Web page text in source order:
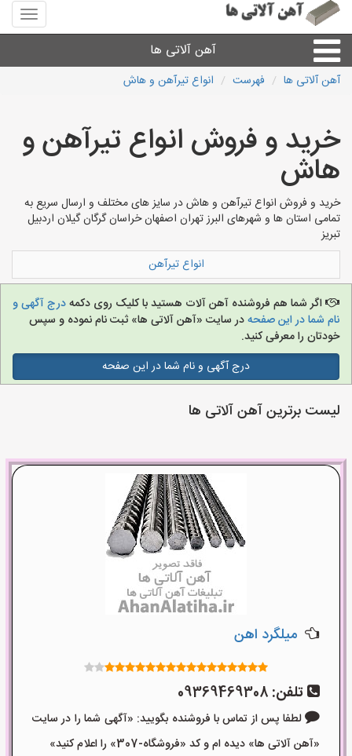
منوی
سایت
آلاتی
آهن آلاتی ها
ورق
لوله و اتصالات
آهن آلاتی های شهرها
آهن آلاتی ها فهرست انواع تیرآهن و هاش
خرید و فروش انواع تیرآهن و
هاش
خرید و فروش انواع تیرآهن و هاش در سایز های مختلف و ارسال سریع به
تمامی استان ها و شهرهای البرز تهران اصفهان خراسان گرگان گیلان اردبیل
تبریز
انواع تیرآهن
اگر شما هم فروشنده آهن آلات هستید با کلیک روی دکمهدرج آگهی و
نام شما در این صفحهدر سایت «آهن آلاتی ها» ثبت نام نموده و سپس
خودتان را معرفی کنید.
درج آگهی و نام شما در این صفحه
لیست برترین آهن آلاتی ها
میلگرد اهن
تلفن: 09369469308
لطفا پس از تماس با فروشنده بگویید: «آگهی شما را در سایت
«آهن آلاتی ها» دیده ام و کد «فروشگاه-307» را اعلام کنید»